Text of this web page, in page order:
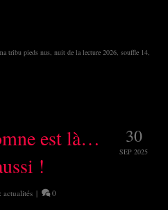
tribu pieds nus, nuit de la lecture 2026, souffle 14,
30
SEP 2025
est là…
!
actualités | 0